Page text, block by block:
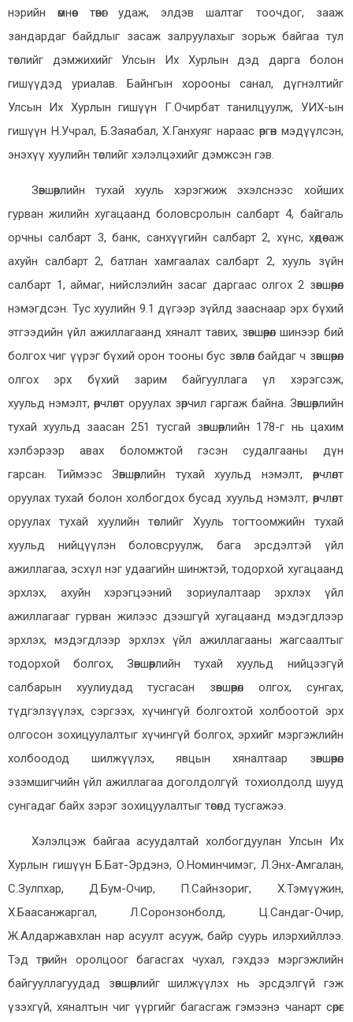
нэрийн өмнөөс төвөг удаж, элдэв шалтаг тоочдог, зааж
зандардаг байдлыг засаж залруулахыг зорьж байгаа тул
төслийг дэмжихийг Улсын Их Хурлын дэд дарга болон
гишүүдэд уриалав. Байнгын хорооны санал, дүгнэлтийг
Улсын Их Хурлын гишүүн Г.Очирбат танилцуулж, УИХ-ын
гишүүн Н.Учрал, Б.Заяабал, Х.Ганхуяг нараас өргөн мэдүүлсэн,
энэхүү хуулийн төслийг хэлэлцэхийг дэмжсэн гэв.
Зөвшөөрлийн тухай хууль хэрэгжиж эхэлснээс хойших
гурван жилийн хугацаанд боловсролын салбарт 4, байгаль
орчны салбарт 3, банк, санхүүгийн салбарт 2, хүнс, хөдөө аж
ахуйн салбарт 2, батлан хамгаалах салбарт 2, хууль зүйн
салбарт 1, аймаг, нийслэлийн засаг даргаас олгох 2 зөвшөөрөл
нэмэгдсэн. Тус хуулийн 9.1 дүгээр зүйлд зааснаар эрх бүхий
этгээдийн үйл ажиллагаанд хяналт тавих, зөвшөөрөл шинээр бий
болгох чиг үүрэг бүхий орон тооны бус зөвлөл байдаг ч зөвшөөрөл
олгох эрх бүхий зарим байгууллага үл хэрэгсэж,
хуульд нэмэлт, өөрчлөлт оруулах зөрчил гаргаж байна. Зөвшөөрлийн
тухай хуульд заасан 251 тусгай зөвшөөрлийн 178-г нь цахим
хэлбэрээр авах боломжтой гэсэн судалгааны дүн
гарсан. Тиймээс Зөвшөөрлийн тухай хуульд нэмэлт, өөрчлөлт
оруулах тухай болон холбогдох бусад хуульд нэмэлт, өөрчлөлт
оруулах тухай хуулийн төслийг Хууль тогтоомжийн тухай
хуульд нийцүүлэн боловсруулж, бага эрсдэлтэй үйл
ажиллагаа, эсхүл нэг удаагийн шинжтэй, тодорхой хугацаанд
эрхлэх, ахуйн хэрэгцээний зориулалтаар эрхлэх үйл
ажиллагааг гурван жилээс дээшгүй хугацаанд мэдэгдлээр
эрхлэх, мэдэгдлээр эрхлэх үйл ажиллагааны жагсаалтыг
тодорхой болгох,Зөвшөөрлийн тухай хуульд нийцээгүй
салбарын хуулиудад тусгасан зөвшөөрөл олгох, сунгах,
түдгэлзүүлэх, сэргээх, хүчингүй болгохтой холбоотой эрх
олгосон зохицуулалтыг хүчингүй болгох, эрхийг мэргэжлийн
холбоодод шилжүүлэх, явцын хяналтаар зөвшөөрөл
эзэмшигчийн үйл ажиллагаа доголдолгүй тохиолдолд шууд
сунгадаг байх зэрэг зохицуулалтыг төсөлд тусгажээ.
Хэлэлцэж байгаа асуудалтай холбогдуулан Улсын Их
Хурлын гишүүн Б.Бат-Эрдэнэ, О.Номинчимэг, Л.Энх-Амгалан,
С.Зулпхар, Д.Бум-Очир, П.Сайнзориг, Х.Тэмүүжин,
Х.Баасанжаргал, Л.Соронзонболд, Ц.Сандаг-Очир,
Ж.Алдаржавхлан нар асуулт асууж, байр суурь илэрхийллээ.
Тэд төрийн оролцоог багасгах чухал, гэхдээ мэргэжлийн
байгууллагуудад зөвшөөрлийг шилжүүлэх нь эрсдэлгүй гэж
үзэхгүй, хяналтын чиг үүргийг багасгаж гэмээнэ чанарт сөрөг